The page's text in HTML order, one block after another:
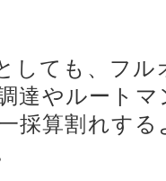
しても、フ
達やルート
採算割れす